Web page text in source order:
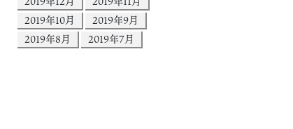
2019年10月
2019年9月
2019年8月
2019年7月